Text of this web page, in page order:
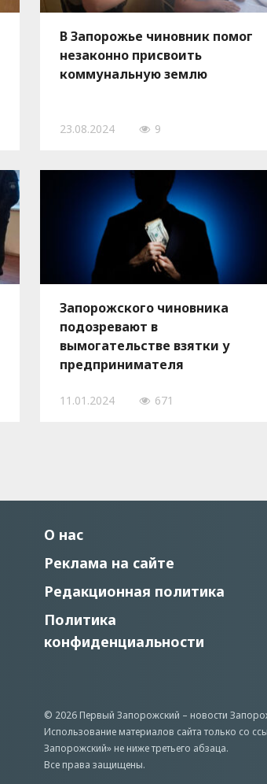
В Запорожье чиновник помог
незаконно присвоить
коммунальную землю
23.08.2024 9
Запорожского чиновника
подозревают в
вымогательстве взятки у
предпринимателя
11.01.2024 671
О нас
Реклама на сайте
Редакционная политика
Политика
конфиденциальности
© 2026 Первый Запорожский – новости
Использование материалов сайта только со
Запорожский» не ниже третьего абзаца.
Все права защищены.